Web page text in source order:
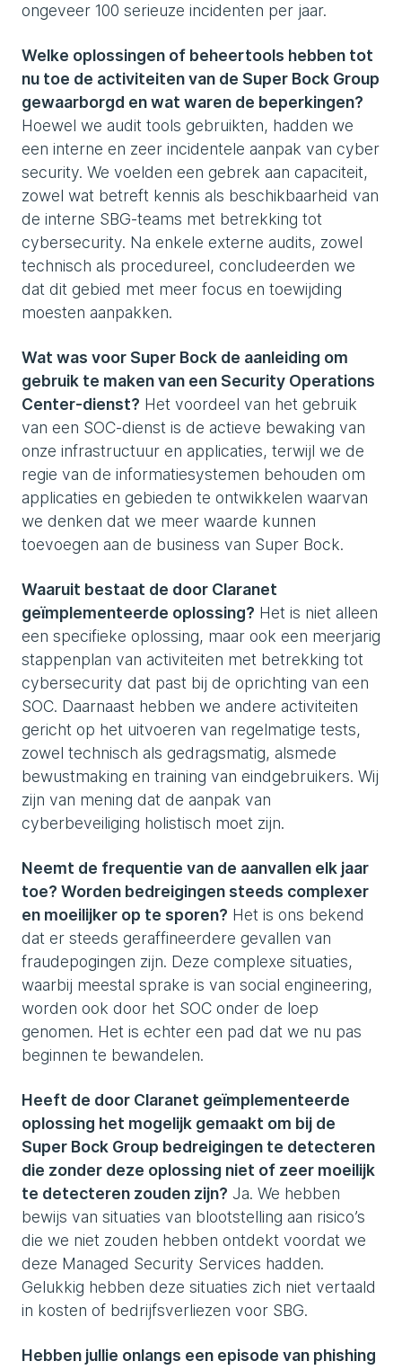
ongeveer 100 serieuze incidenten per jaar.
Welke oplossingen of beheertools hebben tot
nu toe de activiteiten van de Super Bock Group
gewaarborgd en wat waren de beperkingen?
Hoewel we audit tools gebruikten, hadden we
een interne en zeer incidentele aanpak van cyber
security. We voelden een gebrek aan capaciteit,
zowel wat betreft kennis als beschikbaarheid van
de interne SBG-teams met betrekking tot
cybersecurity. Na enkele externe audits, zowel
technisch als procedureel, concludeerden we
dat dit gebied met meer focus en toewijding
moesten aanpakken.
Wat was voor Super Bock de aanleiding om
gebruik te maken van een Security Operations
Center-dienst? Het voordeel van het gebruik
van een SOC-dienst is de actieve bewaking van
onze infrastructuur en applicaties, terwijl we de
regie van de informatiesystemen behouden om
applicaties en gebieden te ontwikkelen waarvan
we denken dat we meer waarde kunnen
toevoegen aan de business van Super Bock.
Waaruit bestaat de door Claranet
geïmplementeerde oplossing? Het is niet alleen
een specifieke oplossing, maar ook een meerjarig
stappenplan van activiteiten met betrekking tot
cybersecurity dat past bij de oprichting van een
SOC. Daarnaast hebben we andere activiteiten
gericht op het uitvoeren van regelmatige tests,
zowel technisch als gedragsmatig, alsmede
bewustmaking en training van eindgebruikers. Wij
zijn van mening dat de aanpak van
cyberbeveiliging holistisch moet zijn.
Neemt de frequentie van de aanvallen elk jaar
toe? Worden bedreigingen steeds complexer
en moeilijker op te sporen? Het is ons bekend
dat er steeds geraffineerdere gevallen van
fraudepogingen zijn. Deze complexe situaties,
waarbij meestal sprake is van social engineering,
worden ook door het SOC onder de loep
genomen. Het is echter een pad dat we nu pas
beginnen te bewandelen.
Heeft de door Claranet geïmplementeerde
oplossing het mogelijk gemaakt om bij de
Super Bock Group bedreigingen te detecteren
die zonder deze oplossing niet of zeer moeilijk
te detecteren zouden zijn? Ja. We hebben
bewijs van situaties van blootstelling aan risico’s
die we niet zouden hebben ontdekt voordat we
deze Managed Security Services hadden.
Gelukkig hebben deze situaties zich niet vertaald
in kosten of bedrijfsverliezen voor SBG.
Hebben jullie onlangs een episode van phishing